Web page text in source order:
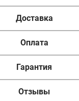
Доставка
Оплата
Гарантия
Отзывы